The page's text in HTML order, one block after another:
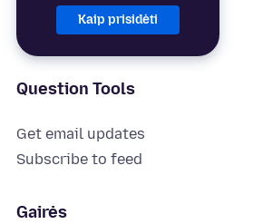
Kaip prisidėti
Question Tools
Get email updates
Subscribe to feed
Gairės